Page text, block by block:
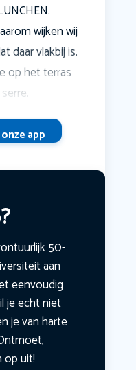
wijken wij
daar vlakbij is.
op het terras
app
50-
aan
eenvoudig
je echt niet
je van harte
op uit!